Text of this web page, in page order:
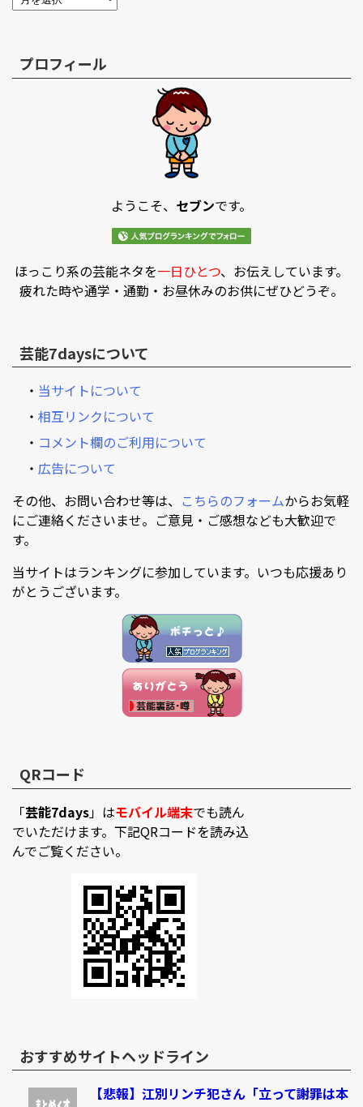
プロフィール
ようこそ、 セブンです。
ほっこり系の芸能ネタを一日ひとつ、お伝えしています。
疲れた時や通学・通勤・お昼休みのお供にぜひどうぞ。
芸能7daysについて
・ 当サイトについて
・ 相互リンクについて
・ コメント欄のご利用について
・ 広告について
その他、お問い合わせ等は、 こちらのフォームからお気軽
にご連絡くださいませ。ご意見・ご感想なども大歓迎で
す。
当サイトはランキングに参加しています。いつも応援あり
がとうございます。
QRコード
「芸能7days」はモバイル端末でも読ん
でいただけます。下記QRコードを読み込
んでご覧ください。
おすすめサイトヘッドライン
【悲報】江別リンチ犯さん「立って謝罪は本